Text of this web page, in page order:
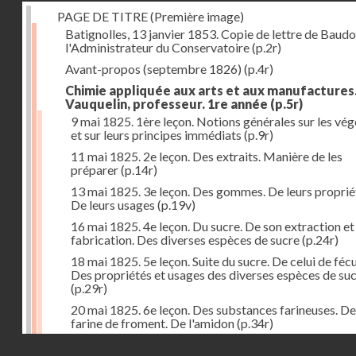
PAGE DE TITRE (Première image)
Batignolles, 13 janvier 1853. Copie de lettre de
l'Administrateur du Conservatoire(p.2r)
Avant-propos (septembre 1826) (p.4r)
Chimie appliquée aux arts et aux
Vauquelin, professeur. 1re année (p.5r)
9 mai 1825. 1ère leçon. Notions générales sur les
et sur leurs principes immédiats (p.9r)
11 mai 1825. 2e leçon. Des extraits. Manière de les
préparer(p.14r)
13 mai 1825. 3e leçon. Des gommes. De leurs
De leurs usages (p.19v)
16 mai 1825. 4e leçon. Du sucre. De son extraction et
fabrication. Des diverses espèces de sucre(p.24r)
18 mai 1825. 5e leçon. Suite du sucre. De celui de
Des propriétés et usages des diverses espèces de
(p.29r)
20 mai 1825. 6e leçon. Des substances farineuses.
farine de froment. De l'amidon(p.34r)